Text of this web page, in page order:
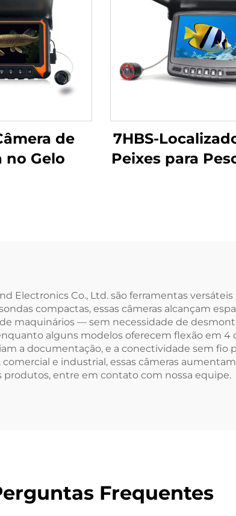
de
no Gelo
7HBS-
Peixes para
Electronics Co., Ltd. são ferramentas
compactas, essas câmeras alcançam
maquinários — sem necessidade de
alguns modelos oferecem flexão em 4
a documentação, e a conectividade sem
e industrial, essas câmeras
produtos, entre em contato com nossa equipe.
Frequentes